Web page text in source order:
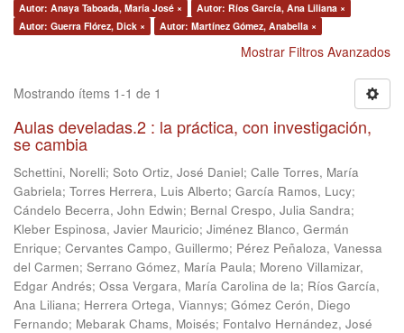
Autor: Anaya Taboada, María José ×
Autor: Ríos García, Ana Liliana ×
Autor: Guerra Flórez, Dick ×
Autor: Martínez Gómez, Anabella ×
Mostrar Filtros Avanzados
Mostrando ítems 1-1 de 1
Aulas develadas.2 : la práctica, con investigación,
se cambia
Schettini, Norelli; Soto Ortiz, José Daniel; Calle Torres, María
Gabriela; Torres Herrera, Luis Alberto; García Ramos, Lucy;
Cándelo Becerra, John Edwin; Bernal Crespo, Julia Sandra;
Kleber Espinosa, Javier Mauricio; Jiménez Blanco, Germán
Enrique; Cervantes Campo, Guillermo; Pérez Peñaloza, Vanessa
del Carmen; Serrano Gómez, María Paula; Moreno Villamizar,
Edgar Andrés; Ossa Vergara, María Carolina de la; Ríos García,
Ana Liliana; Herrera Ortega, Viannys; Gómez Cerón, Diego
Fernando; Mebarak Chams, Moisés; Fontalvo Hernández, José